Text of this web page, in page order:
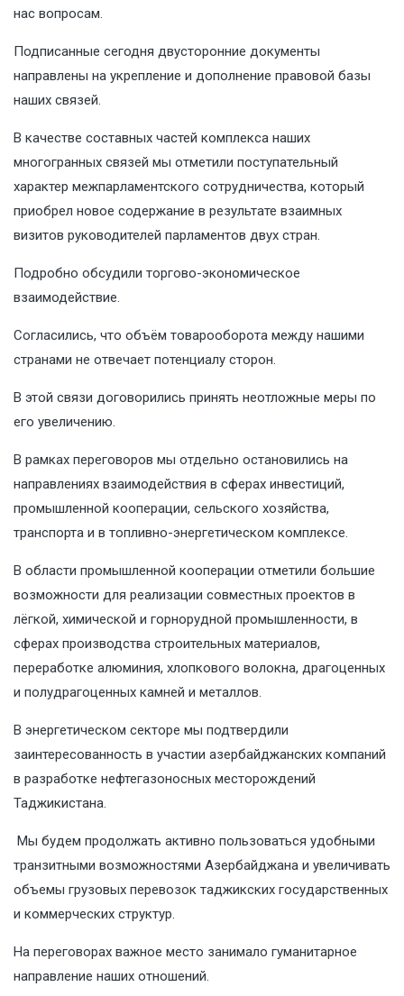
нас вопросам.
Подписанные сегодня двусторонние документы
направлены на укрепление и дополнение правовой базы
наших связей.
В качестве составных частей комплекса наших
многогранных связей мы отметили поступательный
характер межпарламентского сотрудничества, который
приобрел новое содержание в результате взаимных
визитов руководителей парламентов двух стран.
Подробно обсудили торгово-экономическое
взаимодействие.
Согласились, что объём товарооборота между нашими
странами не отвечает потенциалу сторон.
В этой связи договорились принять неотложные меры по
его увеличению.
В рамках переговоров мы отдельно остановились на
направлениях взаимодействия в сферах инвестиций,
промышленной кооперации, сельского хозяйства,
транспорта и в топливно-энергетическом комплексе.
В области промышленной кооперации отметили большие
возможности для реализации совместных проектов в
лёгкой, химической и горнорудной промышленности, в
сферах производства строительных материалов,
переработке алюминия, хлопкового волокна, драгоценных
и полудрагоценных камней и металлов.
В энергетическом секторе мы подтвердили
заинтересованность в участии азербайджанских компаний
в разработке нефтегазоносных месторождений
Таджикистана.
Мы будем продолжать активно пользоваться удобными
транзитными возможностями Азербайджана и увеличивать
объемы грузовых перевозок таджикских государственных
и коммерческих структур.
На переговорах важное место занимало гуманитарное
направление наших отношений.